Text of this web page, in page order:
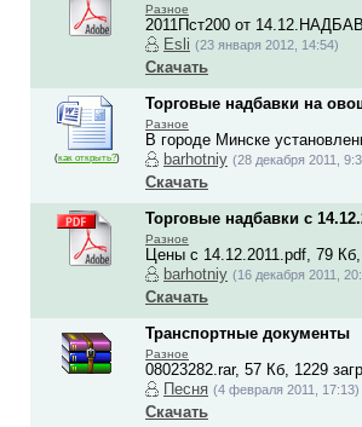
Разное
2011Пст200 от
Esli (23 января 2012, 14:54)
Скачать
(как открыть?)
Торговые надбавки на
Разное
В городе Минске
barhotniy (28 декабря 2011,
Скачать
Торговые надбавки с
Разное
Цены с 14.12.2011.pdf, 79 Кб,
barhotniy (16 декабря 2011,
Скачать
Транспортные документы
Разное
08023282.rar, 57 Кб, 1229
Песня (4 февраля 2011, 17:13)
Скачать